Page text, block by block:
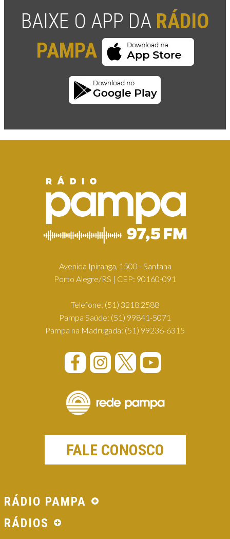
BAIXE O APP DA RÁDIO
PAMPA
Avenida Ipiranga, 1500 - Santana
Porto Alegre/RS | CEP: 90160-091
Telefone: (51) 3218.2588
Pampa Saúde: (51) 99841-5071
Pampa na Madrugada: (51) 99236-6315
FALE CONOSCO
RÁDIO PAMPA
RÁDIOS